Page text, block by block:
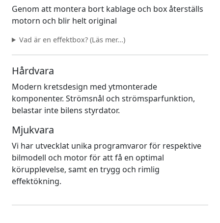
Genom att montera bort kablage och box återställs
motorn och blir helt original
Vad är en effektbox? (Läs mer...)
Hårdvara
Modern kretsdesign med ytmonterade
komponenter. Strömsnål och strömsparfunktion,
belastar inte bilens styrdator.
Mjukvara
Vi har utvecklat unika programvaror för respektive
bilmodell och motor för att få en optimal
körupplevelse, samt en trygg och rimlig
effektökning.